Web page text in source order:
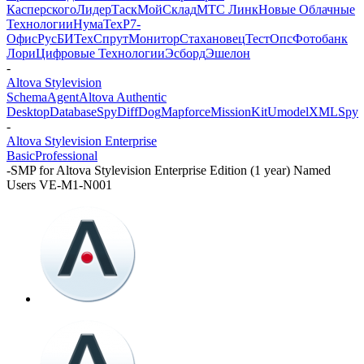
КасперскогоЛидерТаскМойСкладМТС ЛинкНовые Облачные
ТехнологииНумаТехР7-
ОфисРусБИТехСпрутМониторСтахановецТестОпсФотобанк
ЛориЦифровые ТехнологииЭсбордЭшелон
-
Altova Stylevision
SchemaAgentAltova Authentic
DesktopDatabaseSpyDiffDogMapforceMissionKitUmodelXMLSpy
-
Altova Stylevision Enterprise
BasicProfessional
-SMP for Altova Stylevision Enterprise Edition (1 year) Named
Users VE-M1-N001